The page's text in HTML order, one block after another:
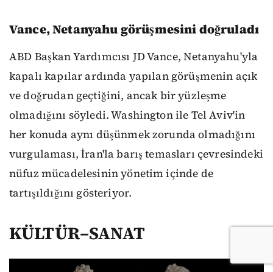
Vance, Netanyahu görüşmesini doğruladı
ABD Başkan Yardımcısı JD Vance, Netanyahu'yla
kapalı kapılar ardında yapılan görüşmenin açık
ve doğrudan geçtiğini, ancak bir yüzleşme
olmadığını söyledi. Washington ile Tel Aviv'in
her konuda aynı düşünmek zorunda olmadığını
vurgulaması, İran'la barış temasları çevresindeki
nüfuz mücadelesinin yönetim içinde de
tartışıldığını gösteriyor.
KÜLTÜR–SANAT